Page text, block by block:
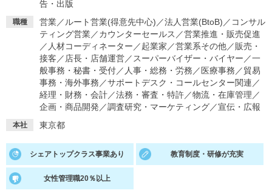
就活ノウハウ・サポート
就活支援
就活ノウハウが満載！
就活コラム
お役立ち記事・相談室など
適職診断
就活ニュースペーパー
就活時事ニュースを更新
告・出版
職種 営業／ ルート営業(得意先中心) ／法人営業(BtoB) ／ コンサル
ティング営業／カウンターセールス ／営業推進・販売促進
／ 人材コーディネーター ／起業家 ／営業系その他／販売・
接客 ／ 店長・店舗運営／ スーパーバイザー・バイヤー ／一
般事務・秘書・受付／ 人事・総務・労務 ／ 医療事務 ／貿易
事務・海外事務 ／サポートデスク・コールセンター関連 ／
経理・財務・会計／法務・審査・特許／物流・在庫管理 ／
企画・商品開発 ／調査研究・マーケティング／宣伝・広報
本社 東京都
シェアトップクラス事業あり 教育制度・研修が充実
女性管理職20％以上